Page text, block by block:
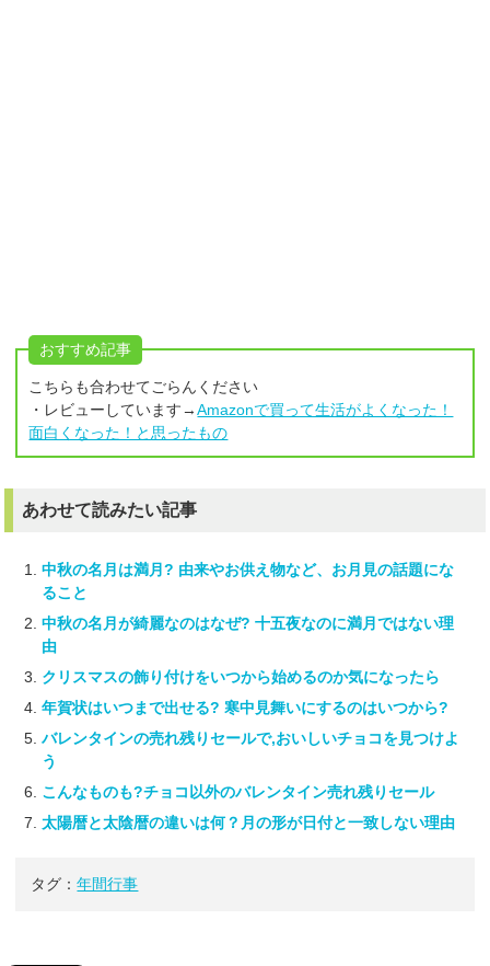
おすすめ記事
こちらも合わせてごらんください
・レビューしています→Amazonで買って生活がよくなった！
面白くなった！と思ったもの
あわせて読みたい記事
中秋の名月は満月? 由来やお供え物など、お月見の話題にな
ること
中秋の名月が綺麗なのはなぜ? 十五夜なのに満月ではない理
由
クリスマスの飾り付けをいつから始めるのか気になったら
年賀状はいつまで出せる? 寒中見舞いにするのはいつから?
バレンタインの売れ残りセールで,おいしいチョコを見つけよ
う
こんなものも?チョコ以外のバレンタイン売れ残りセール
太陽暦と太陰暦の違いは何？月の形が日付と一致しない理由
タグ：年間行事